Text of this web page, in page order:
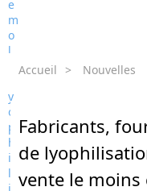
Accueil > Nouvelles
Fabricants,
de
vente le moins